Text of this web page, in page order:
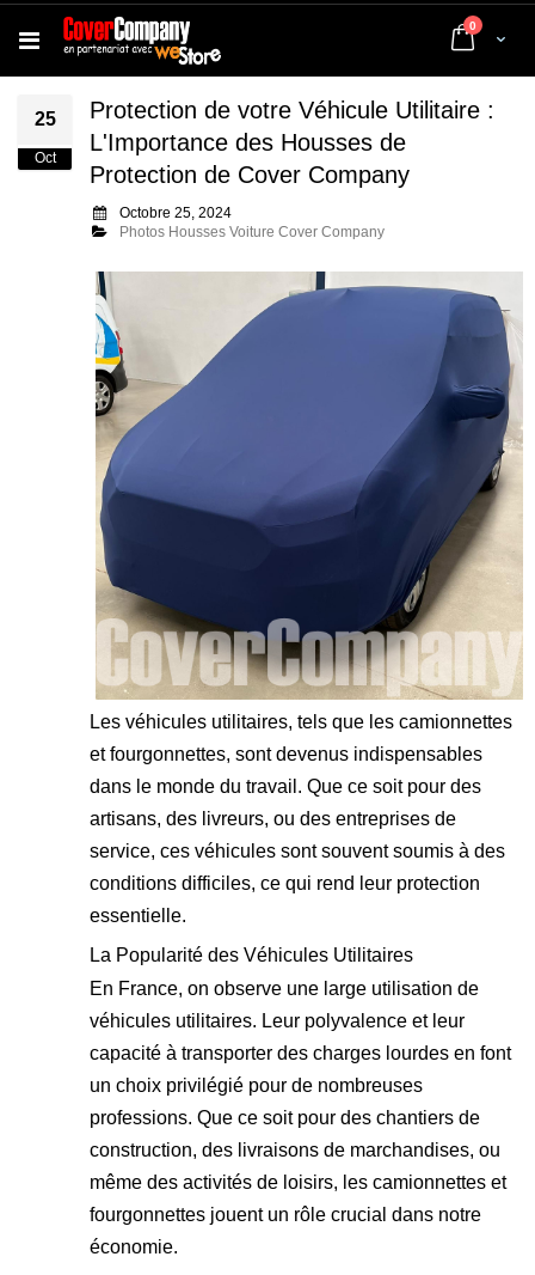
Cart
0 articles
25
Oct
Protection de votre Véhicule Utilitaire :
L'Importance des Housses de
Protection de Cover Company
Octobre 25, 2024
Photos Housses Voiture Cover Company
Les véhicules utilitaires, tels que les camionnettes
et fourgonnettes, sont devenus indispensables
dans le monde du travail. Que ce soit pour des
artisans, des livreurs, ou des entreprises de
service, ces véhicules sont souvent soumis à des
conditions difficiles, ce qui rend leur protection
essentielle.
La Popularité des Véhicules Utilitaires
En France, on observe une large utilisation de
véhicules utilitaires. Leur polyvalence et leur
capacité à transporter des charges lourdes en font
un choix privilégié pour de nombreuses
professions. Que ce soit pour des chantiers de
construction, des livraisons de marchandises, ou
même des activités de loisirs, les camionnettes et
fourgonnettes jouent un rôle crucial dans notre
économie.